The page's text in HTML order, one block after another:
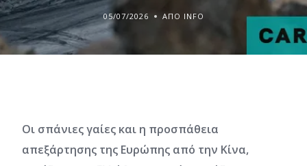
05/07/2026 ΑΠΌ INFO
Οι σπάνιες γαίες και η προσπάθεια
απεξάρτησης της Ευρώπης από την Κίνα,